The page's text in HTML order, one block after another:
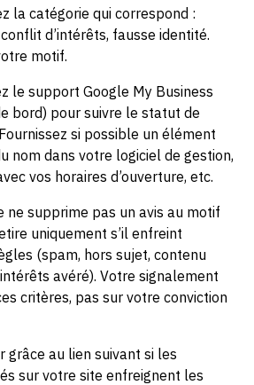
la catégorie qui correspond :
d’intérêts, fausse identité.
motif.
le support Google My Business
bord) pour suivre le statut de
si possible un élément
nom dans votre logiciel de gestion,
vos horaires d’ouverture, etc.
ne supprime pas un avis au motif
uniquement s’il enfreint
(spam, hors sujet, contenu
avéré). Votre signalement
critères, pas sur votre conviction
grâce au lien suivant si les
sur votre site enfreignent les